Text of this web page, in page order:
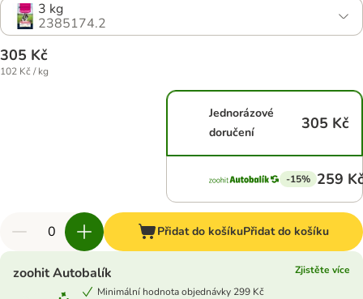
3 kg
2385174.2
305 Kč
102 Kč / kg
Jednorázové
doručení
305 Kč
-15% 259
Přidat do košíkuPřidat do košíku
zoohit Autobalík
Zjistěte více
Minimální hodnota objednávky 299 Kč